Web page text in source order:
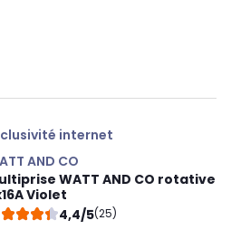
internet
AND CO
WATT AND CO rotative
Violet
4,4/5(25)